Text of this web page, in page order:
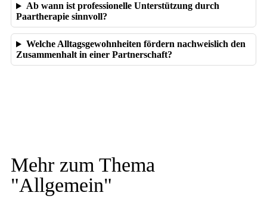
Ab wann ist professionelle Unterstützung durch
Paartherapie sinnvoll?
Welche Alltagsgewohnheiten fördern nachweislich den
Zusammenhalt in einer Partnerschaft?
Mehr zum Thema
"Allgemein"